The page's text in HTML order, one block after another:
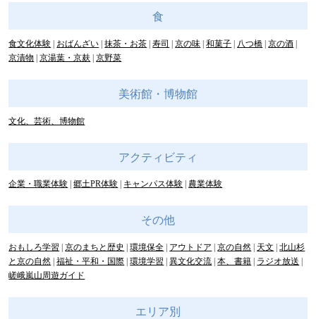
食
食文化体験 おばんざい 抹茶・お茶 寿司 京の味 和菓子 八つ橋 京の酒
京漬物
京湯葉・京麸 京野菜
美術館・博物館
文化、芸術、博物館
アクティビティ
企業・職業体験 郷土PR体験 キャンパス体験 農業体験
その他
おもしろ学習 京のまちと歴史 環境保全 アウトドア 京の自然 天文
北山杉
と京の自然 福祉・平和・国際 環境学習 異文化交流 本、書籍
ラジオ放送
嵯峨嵐山周遊ガイド
エリア別